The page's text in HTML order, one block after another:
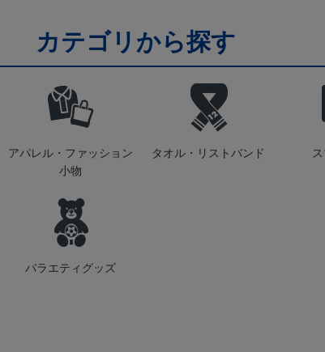
カテゴリから探す
アパレル・ファッション
小物
タオル・リストバンド
バラエティグッズ